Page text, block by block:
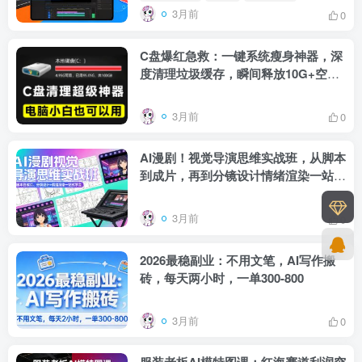
3月前 0
C盘爆红急救：一键系统瘦身神器，深
度清理垃圾缓存，瞬间释放10G+空间
3月前 0
AI漫剧！视觉导演思维实战班，从脚本
到成片，再到分镜设计情绪渲染一站学
3月前
2026最稳副业：不用文笔，AI写作搬
砖，每天两小时，一单300-800
3月前 0